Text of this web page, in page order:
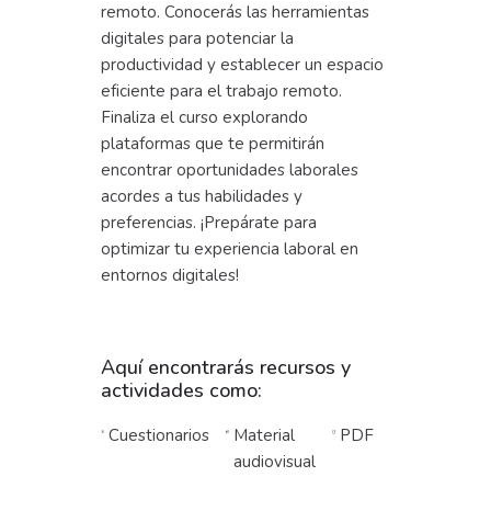
remoto. Conocerás las herramientas
digitales para potenciar la
productividad y establecer un espacio
eficiente para el trabajo remoto.
Finaliza el curso explorando
plataformas que te permitirán
encontrar oportunidades laborales
acordes a tus habilidades y
preferencias. ¡Prepárate para
optimizar tu experiencia laboral en
entornos digitales!
Aquí encontrarás recursos y
actividades como:
Cuestionarios
Material
audiovisual
PDF